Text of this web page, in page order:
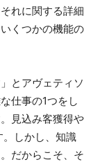
れに関する詳細
くつかの機能の
とアヴェティソ
仕事の1つをし
見込み客獲得や
しかし、知識
だからこそ、そ